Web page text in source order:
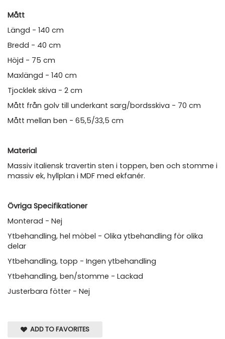
Mått
Längd - 140 cm
Bredd - 40 cm
Höjd - 75 cm
Maxlängd - 140 cm
Tjocklek skiva - 2 cm
Mått från golv till underkant sarg/bordsskiva - 70 cm
Mått mellan ben - 65,5/33,5 cm
Material
Massiv italiensk travertin sten i toppen, ben och stomme i
massiv ek, hyllplan i MDF med ekfanér.
Övriga Specifikationer
Monterad - Nej
Ytbehandling, hel möbel - Olika ytbehandling för olika
delar
Ytbehandling, topp - Ingen ytbehandling
Ytbehandling, ben/stomme - Lackad
Justerbara fötter - Nej
ADD TO FAVORITES